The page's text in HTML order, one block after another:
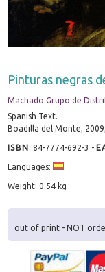
Pinturas negras
Machado Grupo de
Spanish Text.
Boadilla del Monte,
ISBN:84-7774-692-3 -
Languages:
Weight: 0.54 kg
out of print - NOT